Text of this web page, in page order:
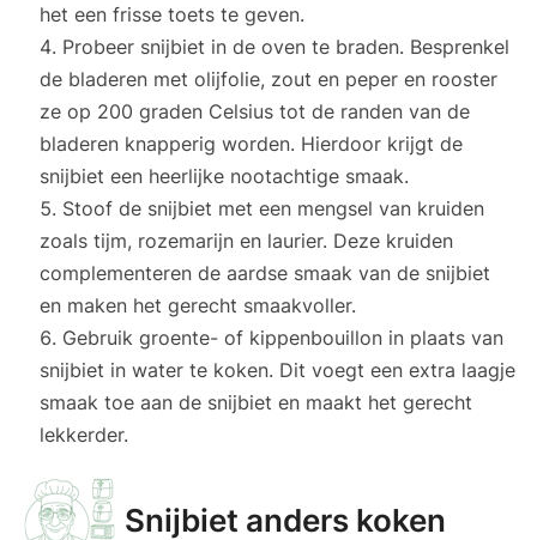
het een frisse toets te geven.
Probeer snijbiet in de oven te braden. Besprenkel
de bladeren met olijfolie, zout en peper en rooster
ze op 200 graden Celsius tot de randen van de
bladeren knapperig worden. Hierdoor krijgt de
snijbiet een heerlijke nootachtige smaak.
Stoof de snijbiet met een mengsel van kruiden
zoals tijm, rozemarijn en laurier. Deze kruiden
complementeren de aardse smaak van de snijbiet
en maken het gerecht smaakvoller.
Gebruik groente- of kippenbouillon in plaats van
snijbiet in water te koken. Dit voegt een extra laagje
smaak toe aan de snijbiet en maakt het gerecht
lekkerder.
Snijbiet anders koken